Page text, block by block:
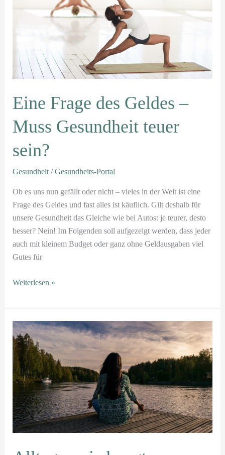
Eine Frage des Geldes –
Muss Gesundheit teuer
sein?
Gesundheit /Gesundheits-Portal
Ob es uns nun gefällt oder nicht – vieles in der Welt ist eine
Frage des Geldes und fast alles ist käuflich. Gilt deshalb für
unsere Gesundheit das Gleiche wie bei Autos: je teurer, desto
besser? Nein! Im Folgenden soll aufgezeigt werden, dass jeder
auch mit kleinem Budget oder ganz ohne Geldausgaben viel
Gutes für
Geldes
Gesundheit
teuer
sein?
Weiterlesen »
Alltag
–
wie
beugt
man
Stress
vor